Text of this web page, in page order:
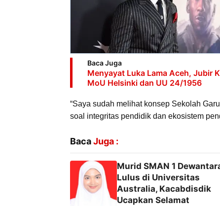
Baca Juga
Menyayat Luka Lama Aceh, Jubir
MoU Helsinki dan UU 24/1956
“Saya sudah melihat konsep Sekolah
soal integritas pendidik dan ekosistem
BacaJuga :
Murid SMAN 1
Lulus di Universitas
Australia, Kacabdisdik
Ucapkan Selamat